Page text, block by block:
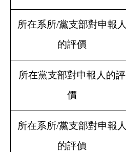
所在系所/黨支部對申報人
的評價
所在黨支部對申報人的評
價
所在系所/黨支部對申報人
的評價